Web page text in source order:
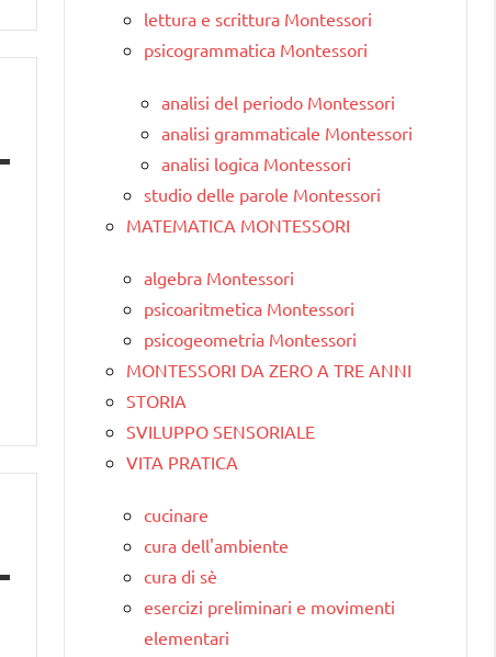
lettura e scrittura Montessori
psicogrammatica Montessori
analisi del periodo Montessori
analisi grammaticale Montessori
analisi logica Montessori
studio delle parole Montessori
MATEMATICA MONTESSORI
algebra Montessori
psicoaritmetica Montessori
psicogeometria Montessori
MONTESSORI DA ZERO A TRE ANNI
STORIA
SVILUPPO SENSORIALE
VITA PRATICA
cucinare
cura dell'ambiente
cura di sè
esercizi preliminari e movimenti
elementari